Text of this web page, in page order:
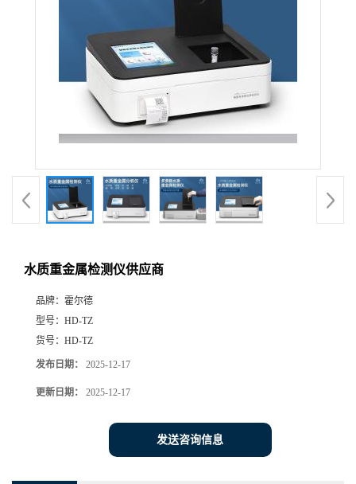
水质重金属检测仪供应商
品牌： 霍尔德
型号： HD-TZ
货号： HD-TZ
发布日期： 2025-12-17
更新日期： 2025-12-17
发送咨询信息